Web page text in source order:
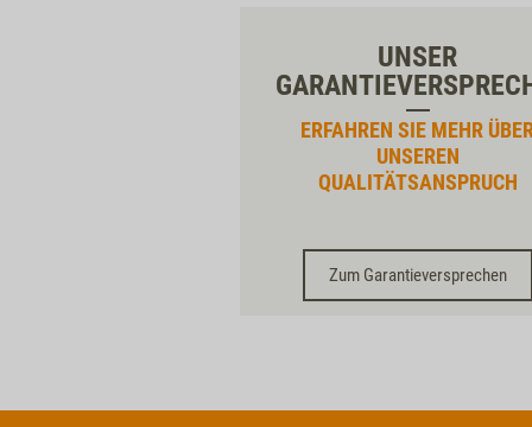
UNSER
ERFAHREN SIE MEHR
UNSEREN
QUALITÄTSANSPRUCH
Zum Garantieversprechen